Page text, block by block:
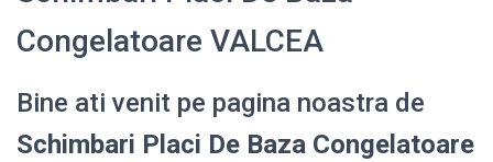
Congelatoare VALCEA
Bine ati venit pe pagina noastra de
Schimbari Placi De Baza Congelatoare